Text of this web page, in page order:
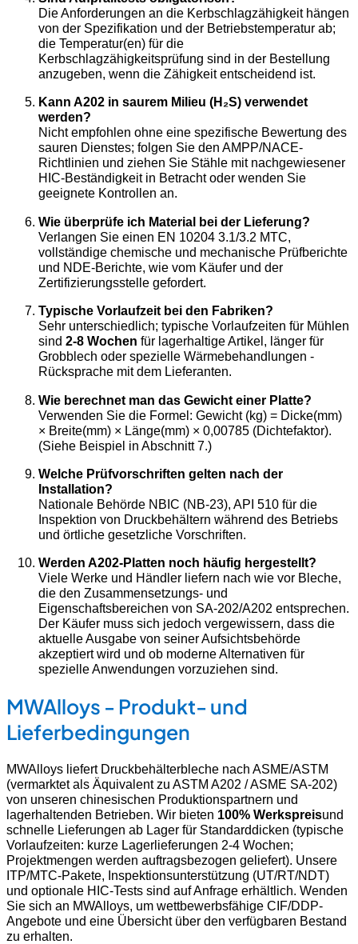
Die Anforderungen an die Kerbschlagzähigkeit hängen
von der Spezifikation und der Betriebstemperatur ab;
die Temperatur(en) für die
Kerbschlagzähigkeitsprüfung sind in der Bestellung
anzugeben, wenn die Zähigkeit entscheidend ist.
Kann A202 in saurem Milieu (H₂S) verwendet
werden?
Nicht empfohlen ohne eine spezifische Bewertung des
sauren Dienstes; folgen Sie den AMPP/NACE-
Richtlinien und ziehen Sie Stähle mit nachgewiesener
HIC-Beständigkeit in Betracht oder wenden Sie
geeignete Kontrollen an.
Wie überprüfe ich Material bei der Lieferung?
Verlangen Sie einen EN 10204 3.1/3.2 MTC,
vollständige chemische und mechanische Prüfberichte
und NDE-Berichte, wie vom Käufer und der
Zertifizierungsstelle gefordert.
Typische Vorlaufzeit bei den Fabriken?
Sehr unterschiedlich; typische Vorlaufzeiten für Mühlen
sind 2-8 Wochen für lagerhaltige Artikel, länger für
Grobblech oder spezielle Wärmebehandlungen -
Rücksprache mit dem Lieferanten.
Wie berechnet man das Gewicht einer Platte?
Verwenden Sie die Formel: Gewicht (kg) = Dicke(mm)
× Breite(mm) × Länge(mm) × 0,00785 (Dichtefaktor).
(Siehe Beispiel in Abschnitt 7.)
Welche Prüfvorschriften gelten nach der
Installation?
Nationale Behörde NBIC (NB-23), API 510 für die
Inspektion von Druckbehältern während des Betriebs
und örtliche gesetzliche Vorschriften.
Werden A202-Platten noch häufig hergestellt?
Viele Werke und Händler liefern nach wie vor Bleche,
die den Zusammensetzungs- und
Eigenschaftsbereichen von SA-202/A202 entsprechen.
Der Käufer muss sich jedoch vergewissern, dass die
aktuelle Ausgabe von seiner Aufsichtsbehörde
akzeptiert wird und ob moderne Alternativen für
spezielle Anwendungen vorzuziehen sind.
MWAlloys - Produkt- und
Lieferbedingungen
MWAlloys liefert Druckbehälterbleche nach ASME/ASTM
(vermarktet als Äquivalent zu ASTM A202 / ASME SA-202)
von unseren chinesischen Produktionspartnern und
lagerhaltenden Betrieben. Wir bieten 100% Werkspreisund
schnelle Lieferungen ab Lager für Standarddicken (typische
Vorlaufzeiten: kurze Lagerlieferungen 2-4 Wochen;
Projektmengen werden auftragsbezogen geliefert). Unsere
ITP/MTC-Pakete, Inspektionsunterstützung (UT/RT/NDT)
und optionale HIC-Tests sind auf Anfrage erhältlich. Wenden
Sie sich an MWAlloys, um wettbewerbsfähige CIF/DDP-
Angebote und eine Übersicht über den verfügbaren Bestand
zu erhalten.